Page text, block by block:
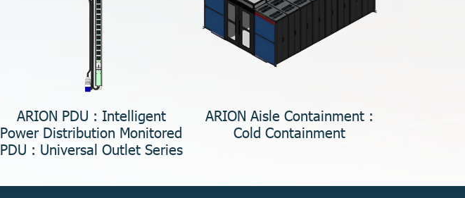
ARION PDU : Intelligent
Power Distribution Monitored
PDU : Universal Outlet Series
ARION Aisle Containment :
Cold Containment